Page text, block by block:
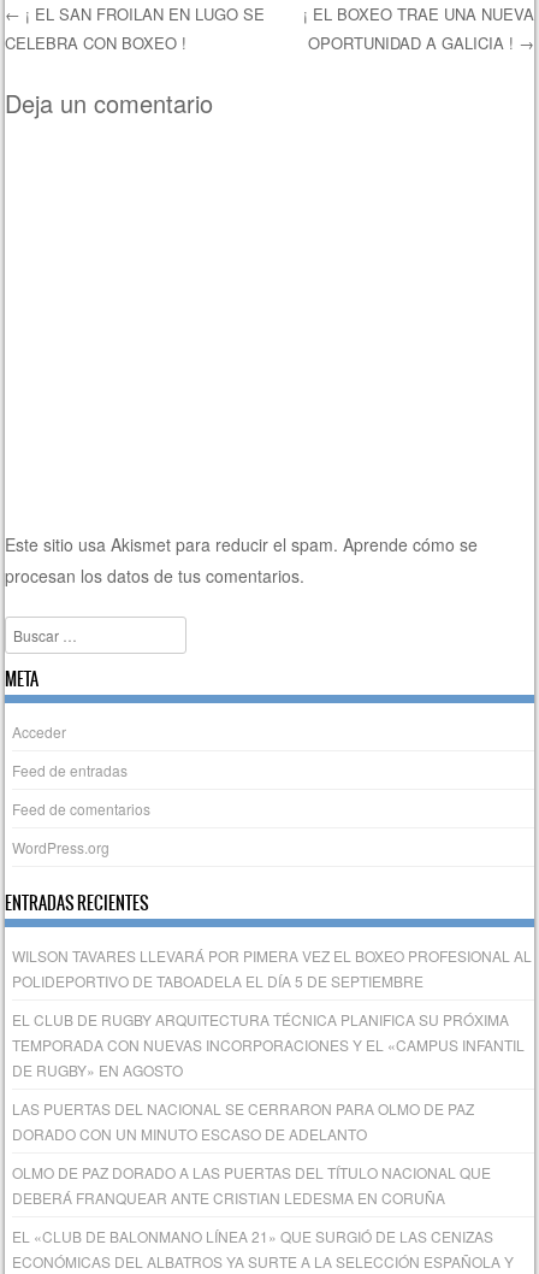
Navegación de entradas
← ¡ EL SAN FROILAN EN LUGO SE
CELEBRA CON BOXEO !
¡ EL BOXEO TRAE UNA NUEVA
OPORTUNIDAD A GALICIA ! →
Deja un comentario
Este sitio usa Akismet para reducir el spam.Aprende cómo se
procesan los datos de tus comentarios.
Buscar
META
Acceder
Feed de entradas
Feed de comentarios
WordPress.org
ENTRADAS RECIENTES
WILSON TAVARES LLEVARÁ POR PIMERA VEZ EL BOXEO PROFESIONAL AL
POLIDEPORTIVO DE TABOADELA EL DÍA 5 DE SEPTIEMBRE
EL CLUB DE RUGBY ARQUITECTURA TÉCNICA PLANIFICA SU PRÓXIMA
TEMPORADA CON NUEVAS INCORPORACIONES Y EL «CAMPUS INFANTIL
DE RUGBY» EN AGOSTO
LAS PUERTAS DEL NACIONAL SE CERRARON PARA OLMO DE PAZ
DORADO CON UN MINUTO ESCASO DE ADELANTO
OLMO DE PAZ DORADO A LAS PUERTAS DEL TÍTULO NACIONAL QUE
DEBERÁ FRANQUEAR ANTE CRISTIAN LEDESMA EN CORUÑA
EL «CLUB DE BALONMANO LÍNEA 21» QUE SURGIÓ DE LAS CENIZAS
ECONÓMICAS DEL ALBATROS YA SURTE A LA SELECCIÓN ESPAÑOLA Y